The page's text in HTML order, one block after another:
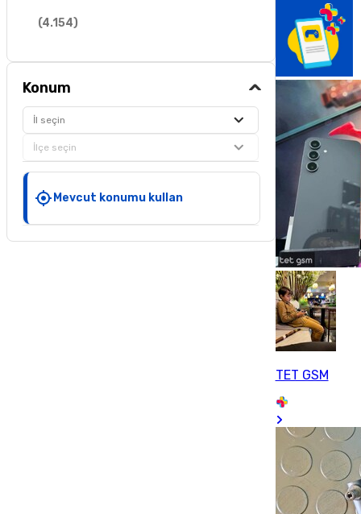
(4.154)
Konum
İl seçin
İlçe seçin
Mevcut konumu kullan
TET GSM